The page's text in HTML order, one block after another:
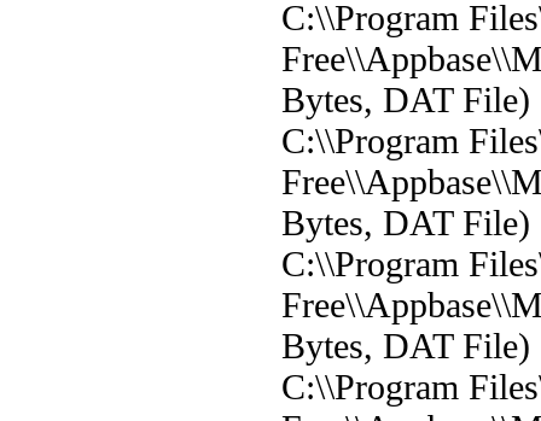
C:\\Program
Bytes, DAT File)
C:\\Program
Bytes, DAT File)
C:\\Program
Bytes, DAT File)
C:\\Program